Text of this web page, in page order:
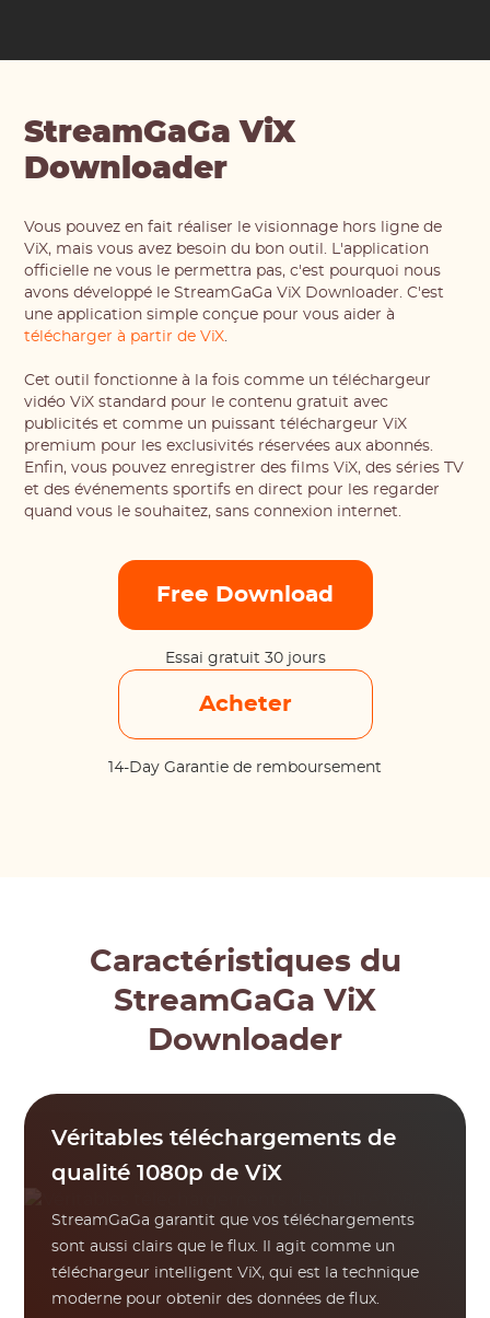
StreamGaGa ViX
Downloader
Vous pouvez en fait réaliser le visionnage hors ligne de
ViX, mais vous avez besoin du bon outil. L'application
officielle ne vous le permettra pas, c'est pourquoi nous
avons développé le StreamGaGa ViX Downloader. C'est
une application simple conçue pour vous aider à
télécharger à partir de ViX.
Cet outil fonctionne à la fois comme un téléchargeur
vidéo ViX standard pour le contenu gratuit avec
publicités et comme un puissant téléchargeur ViX
premium pour les exclusivités réservées aux abonnés.
Enfin, vous pouvez enregistrer des films ViX, des séries TV
et des événements sportifs en direct pour les regarder
quand vous le souhaitez, sans connexion internet.
Free Download
Essai gratuit 30 jours
Acheter
14-Day Garantie de remboursement
Caractéristiques du
StreamGaGa ViX
Downloader
Véritables téléchargements de
qualité 1080p de ViX
StreamGaGa garantit que vos téléchargements
sont aussi clairs que le flux. Il agit comme un
téléchargeur intelligent ViX, qui est la technique
moderne pour obtenir des données de flux.